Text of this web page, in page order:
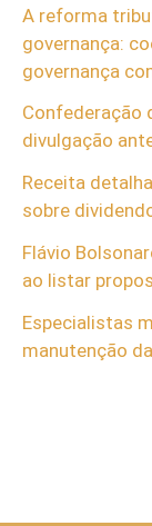
A reforma
governança:
governança
Confederação
divulgação
Receita
sobre
Flávio
ao listar
Especialistas
manutenção